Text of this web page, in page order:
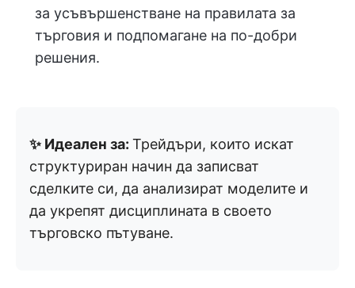
за усъвършенстване на правилата за
търговия и подпомагане на по-добри
решения.
✨ Идеален за: Трейдъри, които искат
структуриран начин да записват
сделките си, да анализират моделите и
да укрепят дисциплината в своето
търговско пътуване.